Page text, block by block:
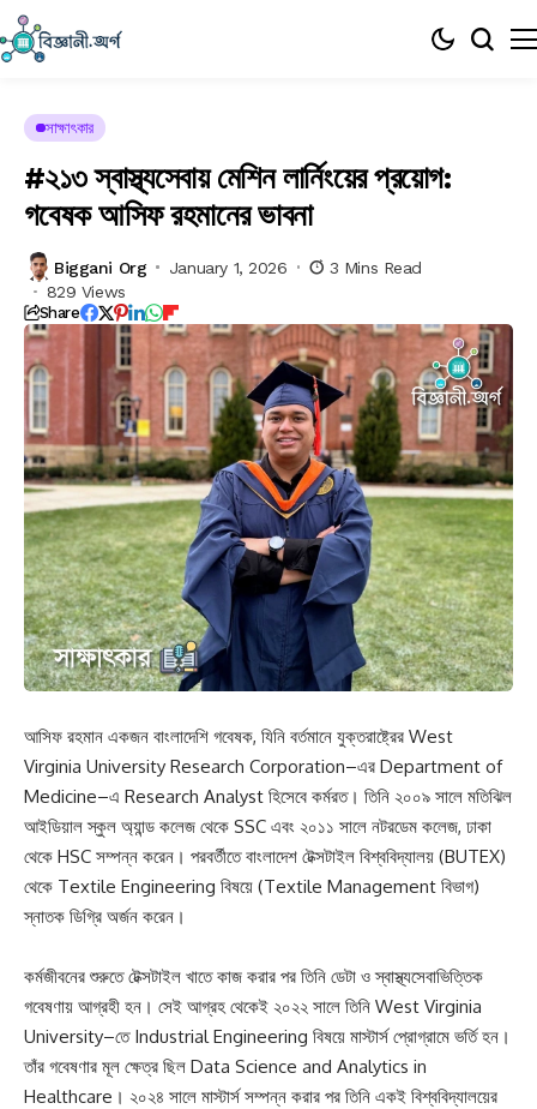
সাক্ষাৎকার
#২১৩ স্বাস্থ্যসেবায় মেশিন লার্নিংয়ের প্রয়োগ:
গবেষক আসিফ রহমানের ভাবনা
Biggani Org January 1, 2026
3 Mins Read
829 Views
Share
আসিফ রহমান একজন বাংলাদেশি গবেষক, যিনি বর্তমানে যুক্তরাষ্ট্রের West
Virginia University Research Corporation–এর Department of
Medicine–এ Research Analyst হিসেবে কর্মরত। তিনি ২০০৯ সালে মতিঝিল
আইডিয়াল স্কুল অ্যান্ড কলেজ থেকে SSC এবং ২০১১ সালে নটরডেম কলেজ, ঢাকা
থেকে HSC সম্পন্ন করেন। পরবর্তীতে বাংলাদেশ টেক্সটাইল বিশ্ববিদ্যালয় (BUTEX)
থেকে Textile Engineering বিষয়ে (Textile Management বিভাগ)
স্নাতক ডিগ্রি অর্জন করেন।
কর্মজীবনের শুরুতে টেক্সটাইল খাতে কাজ করার পর তিনি ডেটা ও স্বাস্থ্যসেবাভিত্তিক
গবেষণায় আগ্রহী হন। সেই আগ্রহ থেকেই ২০২২ সালে তিনি West Virginia
University–তে Industrial Engineering বিষয়ে মাস্টার্স প্রোগ্রামে ভর্তি হন।
তাঁর গবেষণার মূল ক্ষেত্র ছিল Data Science and Analytics in
Healthcare। ২০২৪ সালে মাস্টার্স সম্পন্ন করার পর তিনি একই বিশ্ববিদ্যালয়ের